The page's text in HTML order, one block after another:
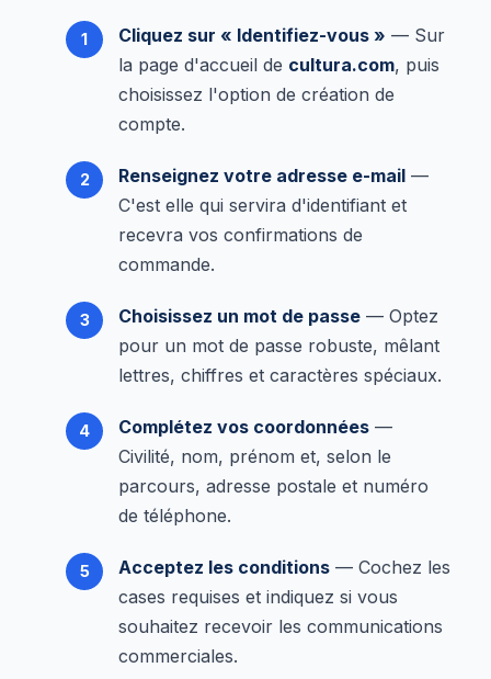
Cliquez sur « Identifiez-vous » — Sur
la page d'accueil de cultura.com, puis
choisissez l'option de création de
compte.
Renseignez votre adresse e-mail —
C'est elle qui servira d'identifiant et
recevra vos confirmations de
commande.
Choisissez un mot de passe — Optez
pour un mot de passe robuste, mêlant
lettres, chiffres et caractères spéciaux.
Complétez vos coordonnées —
Civilité, nom, prénom et, selon le
parcours, adresse postale et numéro
de téléphone.
Acceptez les conditions — Cochez les
cases requises et indiquez si vous
souhaitez recevoir les communications
commerciales.